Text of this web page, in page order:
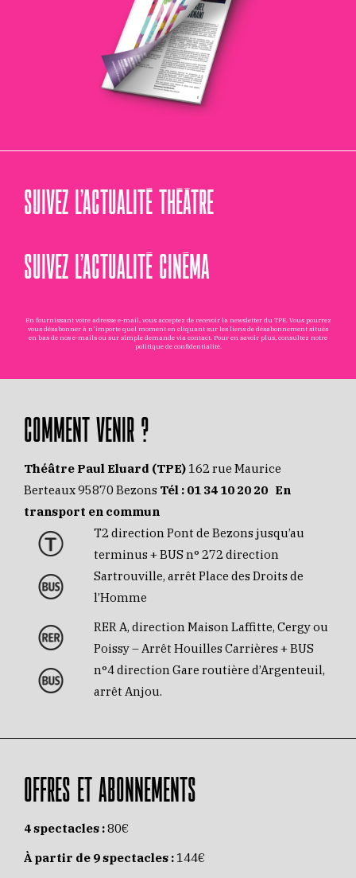
SUIVEZ L’ACTUALITÉ THÉÂTRE
SUIVEZ L’ACTUALITÉ CINÉMA
En fournissant votre adresse e-mail, vous acceptez de recevoir la newsletter du TPE. Vous pourrez
vous désabonner à n'importe quel moment en cliquant sur les liens de désabonnement situés
en bas de nos e-mails ou sur simple demande via contact. Pour en savoir plus, consultez notre
politique de confidentialité.
COMMENT VENIR ?
Théâtre Paul Eluard (TPE) 162 rue Maurice
Berteaux 95870 Bezons Tél : 01 34 10 20 20 En
transport en commun
T2 direction Pont de Bezons jusqu’au
terminus + BUS n° 272 direction
Sartrouville, arrêt Place des Droits de
l’Homme
RER A, direction Maison Laffitte, Cergy ou
Poissy – Arrêt Houilles Carrières + BUS
n°4 direction Gare routière d’Argenteuil,
arrêt Anjou.
OFFRES ET ABONNEMENTS
4 spectacles :80€
À partir de 9 spectacles : 144€